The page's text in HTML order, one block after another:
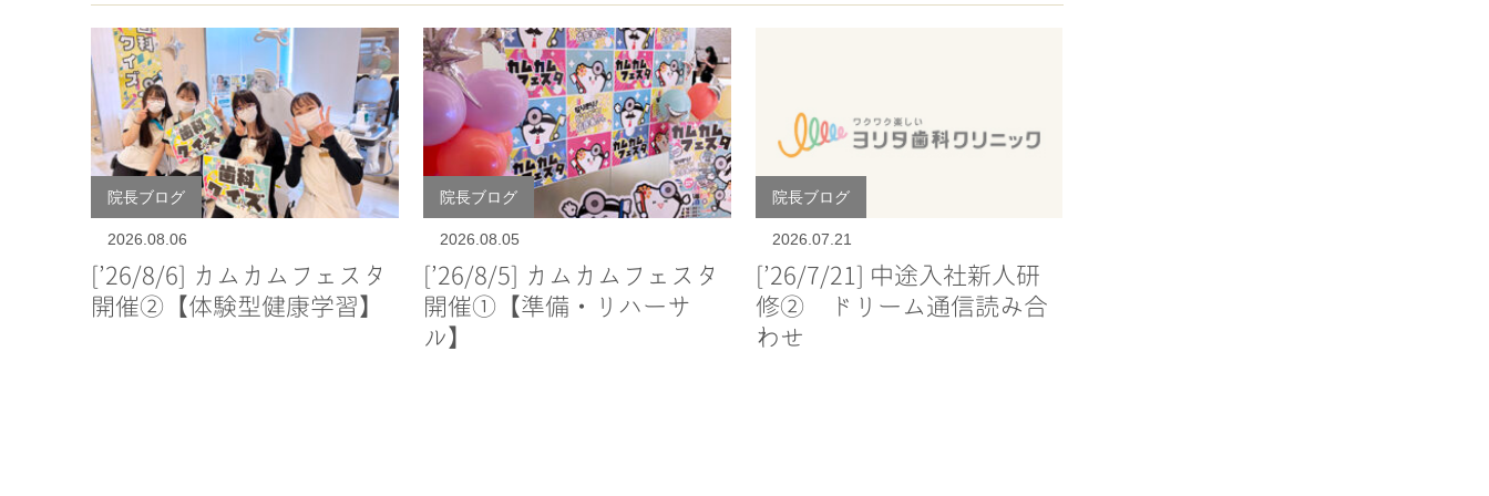
院長ブログ
2026.08.06
[’26/8/6] カムカムフェスタ
開催②【体験型健康学習】
院長ブログ
2026.08.05
[’26/8/5] カムカムフェスタ
開催①【準備・リハーサ
ル】
院長ブログ
2026.07.21
[’26/7/21] 中途入社新人研
修② ドリーム通信読み合
わせ